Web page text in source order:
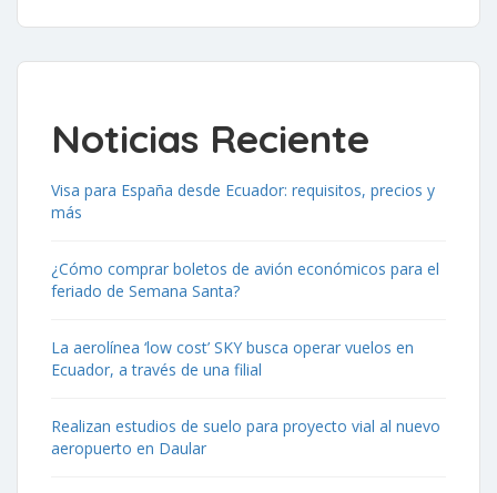
Noticias Reciente
Visa para España desde Ecuador: requisitos, precios y
más
¿Cómo comprar boletos de avión económicos para el
feriado de Semana Santa?
La aerolínea ‘low cost’ SKY busca operar vuelos en
Ecuador, a través de una filial
Realizan estudios de suelo para proyecto vial al nuevo
aeropuerto en Daular